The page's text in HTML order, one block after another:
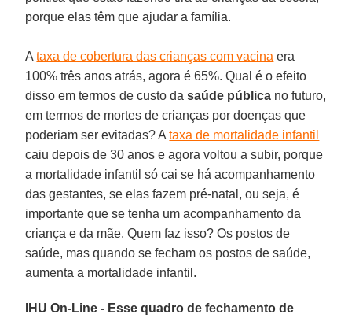
porque elas têm que ajudar a família.
Ataxa de cobertura das crianças com vacina era
100% três anos atrás, agora é 65%. Qual é o efeito
disso em termos de custo da saúde pública no futuro,
em termos de mortes de crianças por doenças que
poderiam ser evitadas? Ataxa de mortalidade infantil
caiu depois de 30 anos e agora voltou a subir, porque
a mortalidade infantil só cai se há acompanhamento
das gestantes, se elas fazem pré-natal, ou seja, é
importante que se tenha um acompanhamento da
criança e da mãe. Quem faz isso? Os postos de
saúde, mas quando se fecham os postos de saúde,
aumenta a mortalidade infantil.
IHU On-Line - Esse quadro de fechamento de